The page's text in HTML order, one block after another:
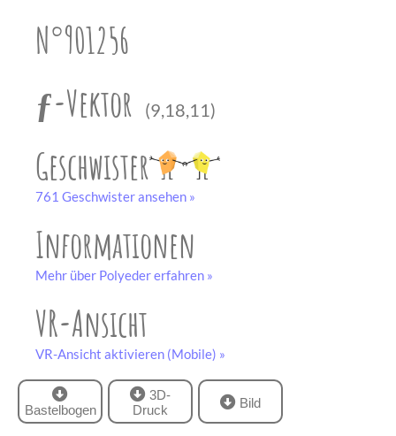
N°901256
ƒ-Vektor
(9,18,11)
Geschwister
761 Geschwister ansehen »
Informationen
Mehr über Polyeder erfahren »
VR-Ansicht
VR-Ansicht aktivieren (Mobile) »
Bastelbogen
3D-
Druck
Bild